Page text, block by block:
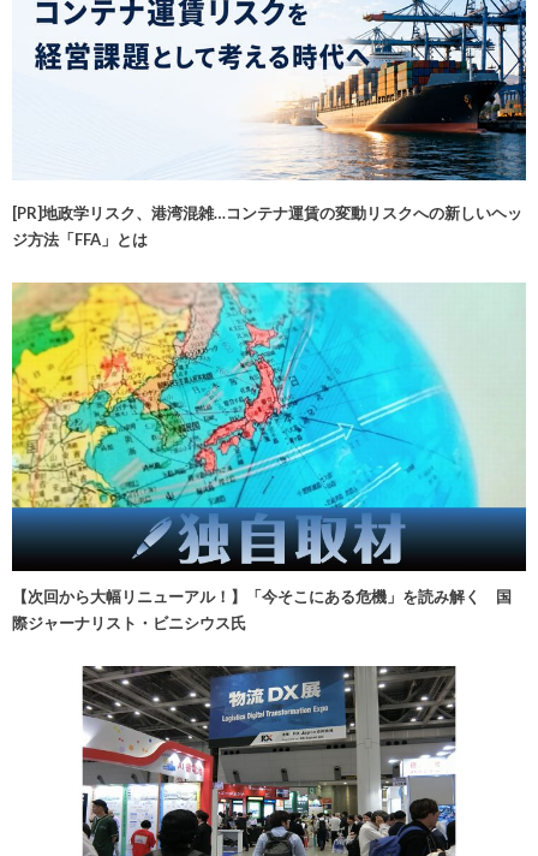
[PR]地政学リスク、港湾混雑…コンテナ運賃の変動リスクへの新しいヘッ
ジ方法「FFA」とは
【次回から大幅リニューアル！】「今そこにある危機」を読み解く 国
際ジャーナリスト・ビニシウス氏